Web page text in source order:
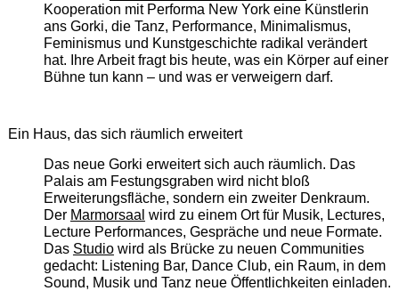
Kooperation mit Performa New York eine Künstlerin
ans Gorki, die Tanz, Performance, Minimalismus,
Feminismus und Kunstgeschichte radikal verändert
hat. Ihre Arbeit fragt bis heute, was ein Körper auf einer
Bühne tun kann – und was er verweigern darf.
Ein Haus, das sich räumlich erweitert
Das neue Gorki erweitert sich auch räumlich. Das
Palais am Festungsgraben wird nicht bloß
Erweiterungsfläche, sondern ein zweiter Denkraum.
Der Marmorsaal wird zu einem Ort für Musik, Lectures,
Lecture Performances, Gespräche und neue Formate.
Das Studiowird als Brücke zu neuen Communities
gedacht: Listening Bar, Dance Club, ein Raum, in dem
Sound, Musik und Tanz neue Öffentlichkeiten einladen.